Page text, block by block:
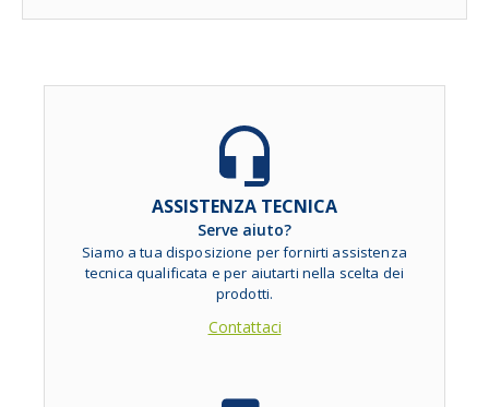
ASSISTENZA TECNICA
Serve aiuto?
Siamo a tua disposizione per fornirti assistenza
tecnica qualificata e per aiutarti nella scelta dei
prodotti.
Contattaci